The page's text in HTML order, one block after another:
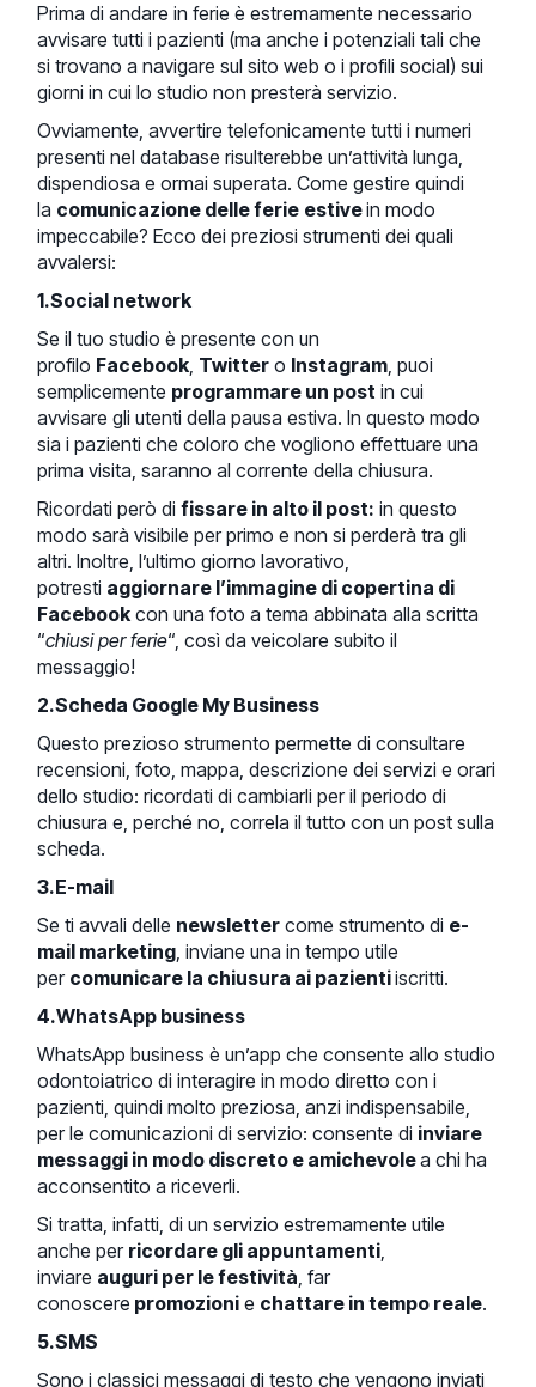
Prima di andare in ferie è estremamente necessario
avvisare tutti i pazienti (ma anche i potenziali tali che
si trovano a navigare sul sito web o i profili social) sui
giorni in cui lo studio non presterà servizio.
Ovviamente, avvertire telefonicamente tutti i numeri
presenti nel database risulterebbe un’attività lunga,
dispendiosa e ormai superata. Come gestire quindi
la comunicazione delle ferie estivein modo
impeccabile? Ecco dei preziosi strumenti dei quali
avvalersi:
1.Social network
Se il tuo studio è presente con un
profilo Facebook, Twitter o Instagram, puoi
semplicemente programmare un post in cui
avvisare gli utenti della pausa estiva. In questo modo
sia i pazienti che coloro che vogliono effettuare una
prima visita, saranno al corrente della chiusura.
Ricordati però difissare in alto il post: in questo
modo sarà visibile per primo e non si perderà tra gli
altri. Inoltre, l’ultimo giorno lavorativo,
potresti aggiornare l’immagine di copertina di
Facebook con una foto a tema abbinata alla scritta
“chiusi per ferie“, così da veicolare subito il
messaggio!
2.Scheda Google My Business
Questo prezioso strumento permette di consultare
recensioni, foto, mappa, descrizione dei servizi e orari
dello studio: ricordati di cambiarli per il periodo di
chiusura e, perché no, correla il tutto con un post sulla
scheda.
3.E-mail
Se ti avvali delle newsletter come strumento di e-
mail marketing, inviane una in tempo utile
per comunicare la chiusura ai pazientiiscritti.
4.WhatsApp business
WhatsApp business è un’app che consente allo studio
odontoiatrico di interagire in modo diretto con i
pazienti, quindi molto preziosa, anzi indispensabile,
per le comunicazioni di servizio: consente di inviare
messaggi in modo discreto e amichevolea chi ha
acconsentito a riceverli.
Si tratta, infatti, di un servizio estremamente utile
anche per ricordare gli appuntamenti,
inviare auguri per le festività, far
conoscere promozioni e chattare in tempo reale.
5.SMS
Sono i classici messaggi di testo che vengono inviati